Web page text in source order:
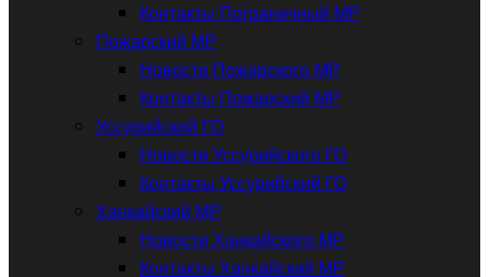
Контакты Пограничный МР
Пожарский МР
Новости Пожарского МР
Контакты Пожарский МР
Уссурийский ГО
Новости Уссурийского ГО
Контакты Уссурийский ГО
Ханкайский МР
Новости Ханкайского МР
Контакты Ханкайский МР